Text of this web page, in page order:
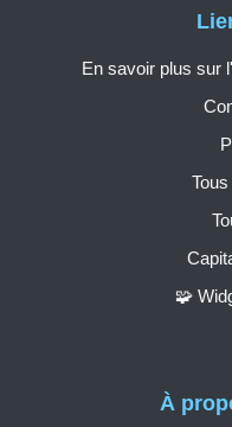
À
En savoir plus sur
🧩